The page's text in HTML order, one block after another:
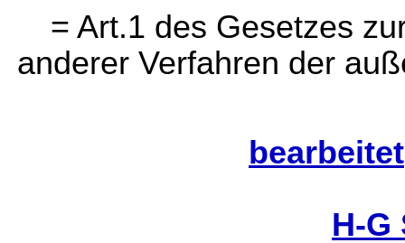
= Art.1 des Gesetzes
anderer Verfahren der
bearbeitet
H-G